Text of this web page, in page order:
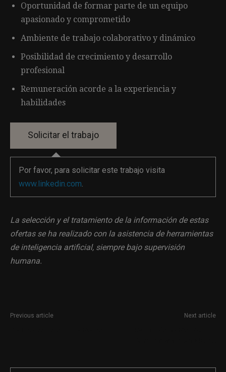
Oportunidad de formar parte de un equipo
apasionado y comprometido
Ambiente de trabajo colaborativo y dinámico
Posibilidad de crecimiento y desarrollo
profesional
Remuneración acorde a la experiencia y
habilidades
Por favor, para solicitar este trabajo visita
www.linkedin.com.
La selección y el tratamiento de la información de estas
ofertas se ha realizado con la asistencia de herramientas
de inteligencia artificial, siempre bajo supervisión
humana.
Previous article Next article